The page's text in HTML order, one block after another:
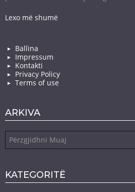
Lexo më shumë
Ballina
Impressum
Kontakti
Privacy Policy
Terms of use
ARKIVA
KATEGORITË